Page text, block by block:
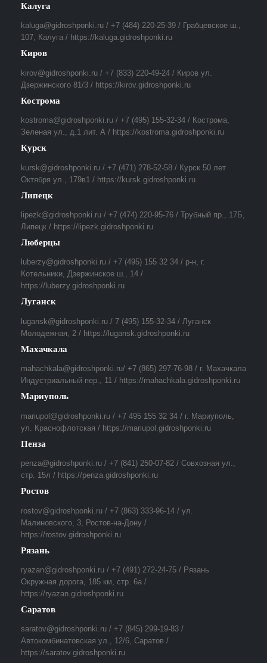
Калуга
kaluga@gidroshponki.ru / +7 (484) 220-25-39 / Грабцевское ш.,
107, Калуга / https://kaluga.gidroshponki.ru
Киров
kirov@gidroshponki.ru / +7 (833) 220-49-24 / Киров ул.
Дзержинского 81/3 / https://kirov.gidroshponki.ru
Кострома
kostroma@gidroshponki.ru / +7 (495) 155-32-34 / Кострома,
Зеленая ул., д.1 лит. А / https://kostroma.gidroshponki.ru
Курск
kursk@gidroshponki.ru / +7 (471) 278-52-58 / Курск 50 лет
Октября ул., 179в1 / https://kursk.gidroshponki.ru
Липецк
lipezk@gidroshponki.ru / +7 (474) 220-95-76 / Трубный пр., 17Б,
Липецк / https://lipezk.gidroshponki.ru
Люберцы
luberzy@gidroshponki.ru / +7 (495) 155 32 34 / р-н, г.
Котельники, Дзержинское ш., 14 /
https://luberzy.gidroshponki.ru
Луганск
lugansk@gidroshponki.ru / 7 (495) 155-32-34 / Луганск
Молодежная, 2 / https://lugansk.gidroshponki.ru
Махачкала
mahachkala@gidroshponki.ru/ +7 (865) 297-76-98 / г. Махачкала
Индустриальный пер., 11 / https://mahachkala.gidroshponki.ru
Мариуполь
mariupol@gidroshponki.ru / +7 495 155 32 34 / г. Мариуполь,
ул. Краснофлотская / https://mariupol.gidroshponki.ru
Пенза
penza@gidroshponki.ru / +7 (841) 250-07-82 / Совхозная ул.,
стр. 15л / https://penza.gidroshponki.ru
Ростов
rostov@gidroshponki.ru / +7 (863) 333-96-14 / ул.
Малиновского, 3, Ростов-на-Дону /
https://rostov.gidroshponki.ru
Рязань
ryazan@gidroshponki.ru / +7 (491) 272-24-75 / Рязань
Окружная дорога, 185 км, стр. 6а /
https://ryazan.gidroshponki.ru
Саратов
saratov@gidroshponki.ru / +7 (845) 299-19-83 /
Автокомбинатовская ул., 12/6, Саратов /
https://saratov.gidroshponki.ru